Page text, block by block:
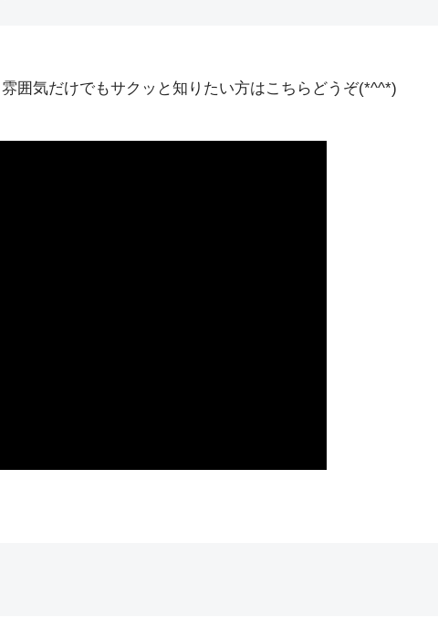
囲気だけでもサクッと知りたい方はこちらどうぞ(*^^*)